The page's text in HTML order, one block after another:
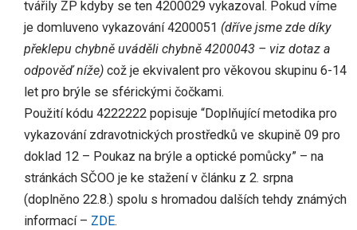
tvářily ZP kdyby se ten 4200029 vykazoval. Pokud víme
je domluveno vykazování 4200051 (dříve jsme zde díky
překlepu chybně uváděli chybně 4200043 – viz dotaz a
odpověď níže) což je ekvivalent pro věkovou skupinu 6-14
let pro brýle se sférickými čočkami.
Použití kódu 4222222 popisuje “Doplňující metodika pro
vykazování zdravotnických prostředků ve skupině 09 pro
doklad 12 – Poukaz na brýle a optické pomůcky” – na
stránkách SČOO je ke stažení v článku z 2. srpna
(doplněno 22.8.) spolu s hromadou dalších tehdy známých
informací – ZDE.